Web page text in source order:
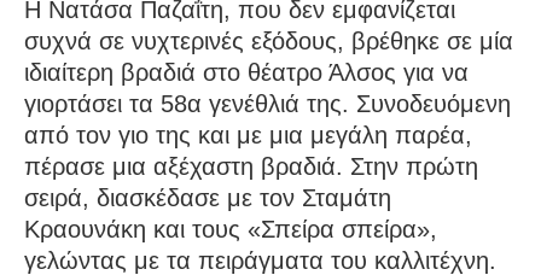
Η Νατάσα Παζαΐτη, που δεν εμφανίζεται
συχνά σε νυχτερινές εξόδους, βρέθηκε σε μία
ιδιαίτερη βραδιά στο θέατρο Άλσος για να
γιορτάσει τα 58α γενέθλιά της. Συνοδευόμενη
από τον γιο της και με μια μεγάλη παρέα,
πέρασε μια αξέχαστη βραδιά. Στην πρώτη
σειρά, διασκέδασε με τον Σταμάτη
Κραουνάκη και τους «Σπείρα σπείρα»,
γελώντας με τα πειράγματα του καλλιτέχνη.